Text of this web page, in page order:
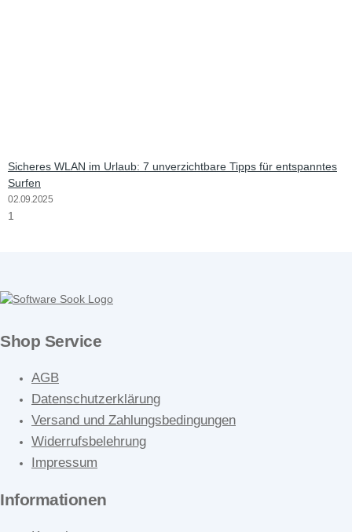
Sicheres WLAN im Urlaub: 7 unverzichtbare Tipps für entspanntes
Surfen
02.09.2025
Shop Service
AGB
Datenschutzerklärung
Versand und Zahlungsbedingungen
Widerrufsbelehrung
Impressum
Informationen